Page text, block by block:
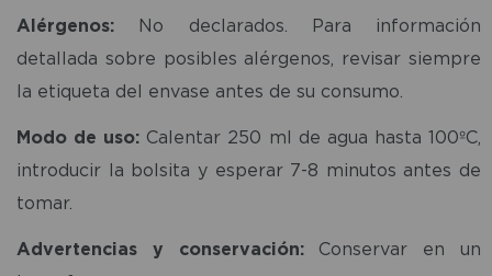
Alérgenos: No declarados. Para información
detallada sobre posibles alérgenos, revisar siempre
la etiqueta del envase antes de su consumo.
Modo de uso: Calentar 250 ml de agua hasta 100ºC,
introducir la bolsita y esperar 7-8 minutos antes de
tomar.
Advertencias y conservación:Conservar en un